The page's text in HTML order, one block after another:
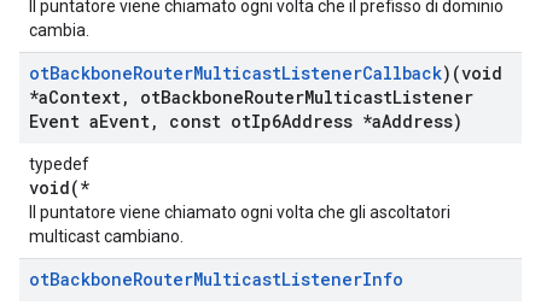
Il puntatore viene chiamato ogni volta che il prefisso di dominio
cambia.
otBackboneRouterMulticastListenerCallback)(void
*aContext, otBackboneRouterMulticastListener
Event aEvent, const otIp6Address *aAddress)
typedef
void(*
Il puntatore viene chiamato ogni volta che gli ascoltatori
multicast cambiano.
otBackboneRouterMulticastListenerInfo